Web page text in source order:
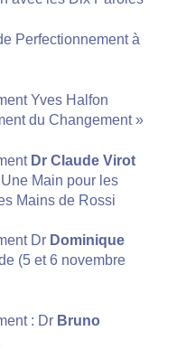
Perfectionnement à
Yves Halfon
du Changement »
Dr Claude Virot
Main pour les
Mains de Rossi
Dr Dominique
(5 et 6 novembre
: Dr Bruno